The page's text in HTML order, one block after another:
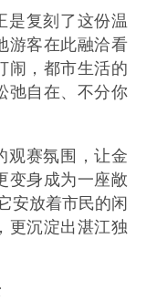
是复刻了这份温
游客在此融洽看
闹，都市生活的
弛自在、不分你
观赛氛围，让金
变身成为一座敞
安放着市民的闲
更沉淀出湛江独